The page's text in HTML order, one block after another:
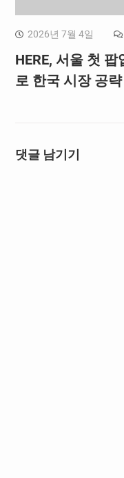
2026년 7월 4일
HERE, 서울 첫
로 한국 시장 공략
댓글 남기기